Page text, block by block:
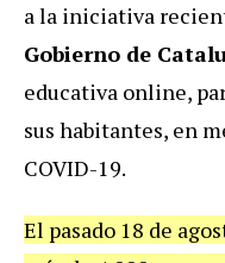
a la iniciativa
Gobierno de
educativa online,
sus habitantes, en
COVID-19.
El pasado 18 de